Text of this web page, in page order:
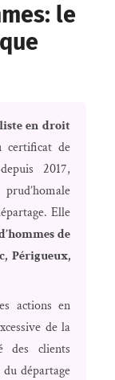
le
en droit
de
2017,
Elle
de
Périgueux,
actions en
de la
des clients
du départage